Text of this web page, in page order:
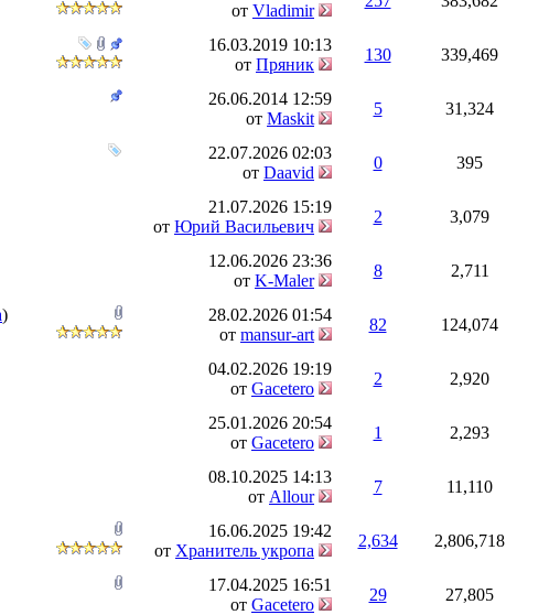
от Vladimir
16.03.2019 10:13
от Пряник
130 339,469
26.06.2014 12:59
от Maskit
5 31,324
22.07.2026 02:03
от Daavid
0 395
21.07.2026 15:19
от Юрий Васильевич
2 3,079
12.06.2026 23:36
от K-Maler
8 2,711
)
28.02.2026 01:54
от mansur-art
82 124,074
04.02.2026 19:19
от Gacetero
2 2,920
25.01.2026 20:54
от Gacetero
1 2,293
08.10.2025 14:13
от Allour
7 11,110
16.06.2025 19:42
от Хранитель укропа
2,634 2,806,718
17.04.2025 16:51
от Gacetero
29 27,805